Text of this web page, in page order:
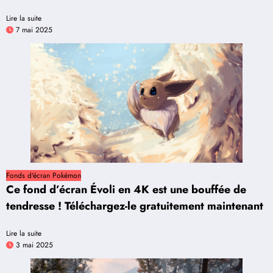
Lire la suite
7 mai 2025
Fonds d'écran Pokémon
Ce fond d’écran Évoli en 4K est une bouffée de
tendresse ! Téléchargez-le gratuitement maintenant
Lire la suite
3 mai 2025